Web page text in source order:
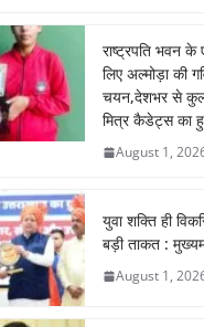
o
o
k
p
राष्ट्रपति भवन के
लिए अल्मोड़ा की
चयन,देशभर से कुल
मित्र कैडेट्स का
August 1,
युवा शक्ति ही
बड़ी ताकत :
August 1,